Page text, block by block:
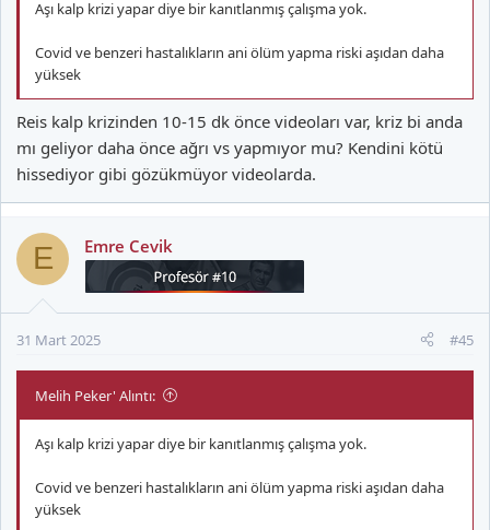
Aşı kalp krizi yapar diye bir kanıtlanmış çalışma yok.
Covid ve benzeri hastalıkların ani ölüm yapma riski aşıdan daha
yüksek
Reis kalp krizinden 10-15 dk önce videoları var, kriz bi anda
mı geliyor daha önce ağrı vs yapmıyor mu? Kendini kötü
hissediyor gibi gözükmüyor videolarda.
E Emre Cevik
31 Mart 2025 #45
Melih Peker' Alıntı:
Aşı kalp krizi yapar diye bir kanıtlanmış çalışma yok.
Covid ve benzeri hastalıkların ani ölüm yapma riski aşıdan daha
yüksek